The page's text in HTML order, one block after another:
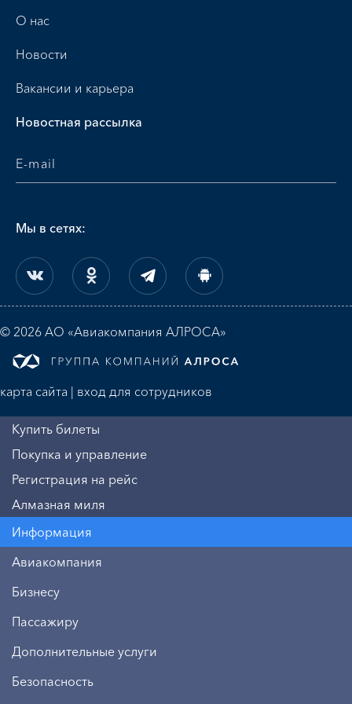
О нас
Новости
Вакансии и карьера
Новостная рассылка
Мы в сетях:
© 2026 АО «Авиакомпания АЛРОСА»
карта сайта | вход для сотрудников
Купить билеты
Покупка и управление
Регистрация на рейс
Алмазная миля
Информация
Авиакомпания
Бизнесу
Пассажиру
Дополнительные услуги
Безопасность